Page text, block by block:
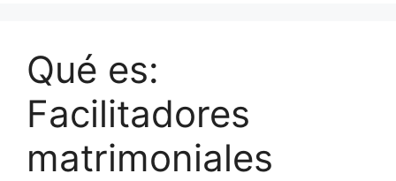
Qué es:
Facilitadores
matrimoniales